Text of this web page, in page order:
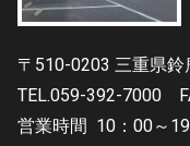
〒510-0203 三重県
TEL.059-392-7000
営業時間 10：00～